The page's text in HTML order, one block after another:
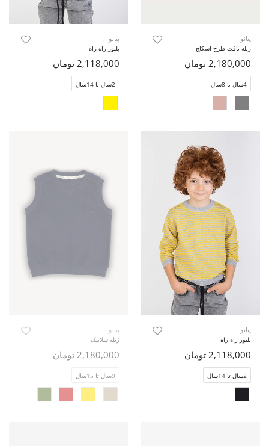
پیانو
ژیله بافت طرح اسکاچ
2,180,000 تومان
4سال تا 8سال
پیانو
پلیور راه راه
2,118,000 تومان
2سال تا 14سال
پیانو
پلیور راه راه
2,118,000 تومان
2سال تا 14سال
پیانو
ژیله سلانیک
2,180,000 تومان
9سال تا 15سال